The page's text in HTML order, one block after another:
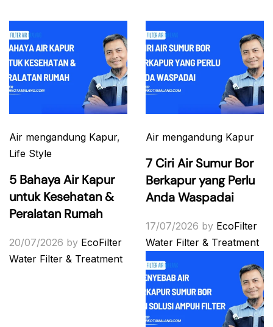
Air mengandung Kapur,
Life Style
5 Bahaya Air Kapur
untuk Kesehatan &
Peralatan Rumah
20/07/2026 by EcoFilter
Water Filter & Treatment
Air mengandung Kapur
7 Ciri Air Sumur Bor
Berkapur yang Perlu
Anda Waspadai
17/07/2026 by EcoFilter
Water Filter & Treatment